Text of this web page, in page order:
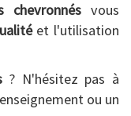
chevronnésvous
et l'utilisation
? N'hésitez pas à
ou un